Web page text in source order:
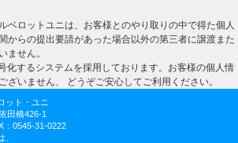
ベロットユニは、お客様とのやり取りの中で得た個人
からの提出要請があった場合以外の第三者に譲渡また
ません。
化するシステムを採用しております。お客様の個人情
ざいません、 どうぞご安心してご利用ください。
ット・ユニ
田橋426-1
0545-31-0222